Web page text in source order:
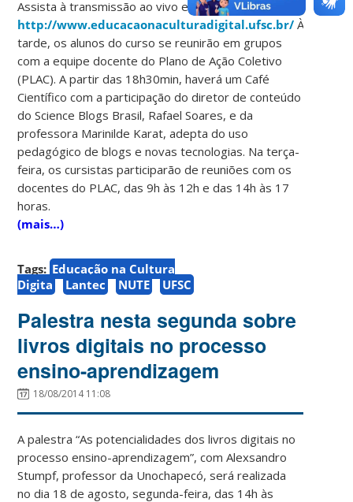
Assista à transmissão ao vivo em
http://www.educacaonaculturadigital.ufsc.br/ À
tarde, os alunos do curso se reunirão em grupos
com a equipe docente do Plano de Ação Coletivo
(PLAC). A partir das 18h30min, haverá um Café
Científico com a participação do diretor de conteúdo
do Science Blogs Brasil, Rafael Soares, e da
professora Marinilde Karat, adepta do uso
pedagógico de blogs e novas tecnologias. Na terça-
feira, os cursistas participarão de reuniões com os
docentes do PLAC, das 9h às 12h e das 14h às 17
horas.
(mais…)
Tags: Educação na Cultura
Digita
Lantec NUTE UFSC
Palestra nesta segunda sobre
livros digitais no processo
ensino-aprendizagem
18/08/2014 11:08
A palestra “As potencialidades dos livros digitais no
processo ensino-aprendizagem”, com Alexsandro
Stumpf, professor da Unochapecó, será realizada
no dia 18 de agosto, segunda-feira, das 14h às